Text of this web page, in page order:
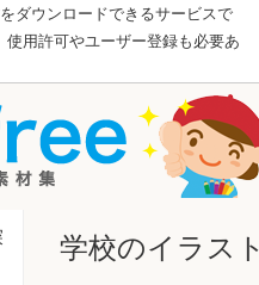
ダウンロードできるサービスで
用許可やユーザー登録も必要あ
学校のイラス